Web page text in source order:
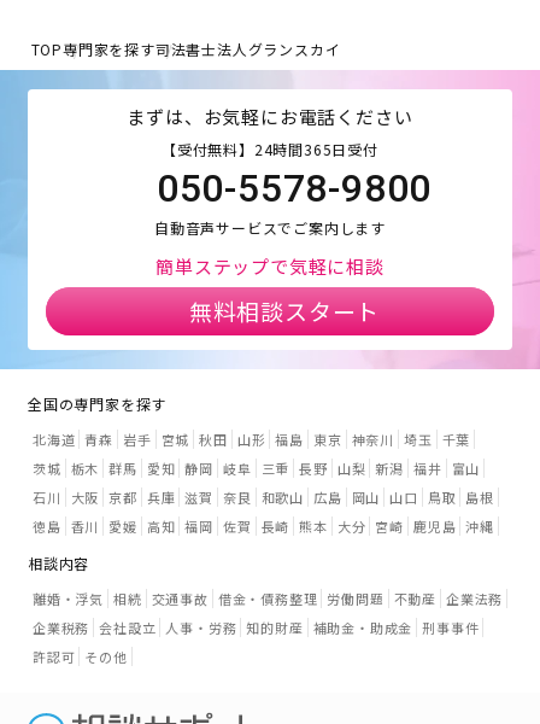
TOP専門家を探す司法書士法人グランスカイ
まずは、お気軽にお電話ください
【受付無料】24時間365日受付
050-5578-9800
自動音声サービスでご案内します
簡単ステップで気軽に相談
無料相談スタート
全国の専門家を探す
北海道 青森 岩手 宮城 秋田 山形 福島 東京 神奈川 埼玉
千葉
茨城 栃木 群馬 愛知 静岡 岐阜 三重 長野 山梨 新潟 福井
富山
石川
大阪 京都 兵庫 滋賀 奈良 和歌山 広島 岡山 山口 鳥取
島根
徳島 香川 愛媛 高知 福岡 佐賀 長崎 熊本 大分 宮崎 鹿児島 沖縄
相談内容
離婚・浮気 相続 交通事故 借金・債務整理 労働問題 不動産 企業法務
企業税務 会社設立 人事・労務 知的財産 補助金・助成金 刑事事件
許認可 その他